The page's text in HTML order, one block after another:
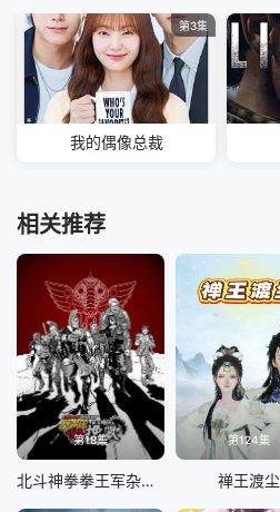
第3集
我的偶像总裁
相关推荐
第18集
北斗神拳拳王军杂兵们的挽歌
第124集
禅王渡尘